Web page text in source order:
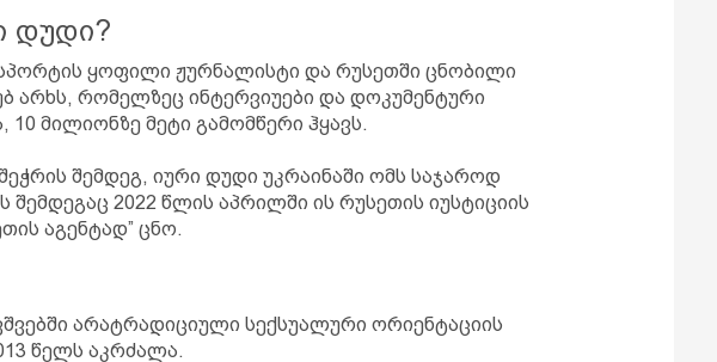
დუდი?
ყოფილი ჟურნალისტი და რუსეთში ცნობილი
არხს, რომელზეც ინტერვიუები და დოკუმენტური
10 მილიონზე მეტი გამომწერი ჰყავს.
შემდეგ, იური დუდი უკრაინაში ომს საჯაროდ
შემდეგაც 2022 წლის აპრილში ის რუსეთის იუსტიციის
აგენტად” ცნო.
არატრადიციული სექსუალური ორიენტაციის
წელს აკრძალა.